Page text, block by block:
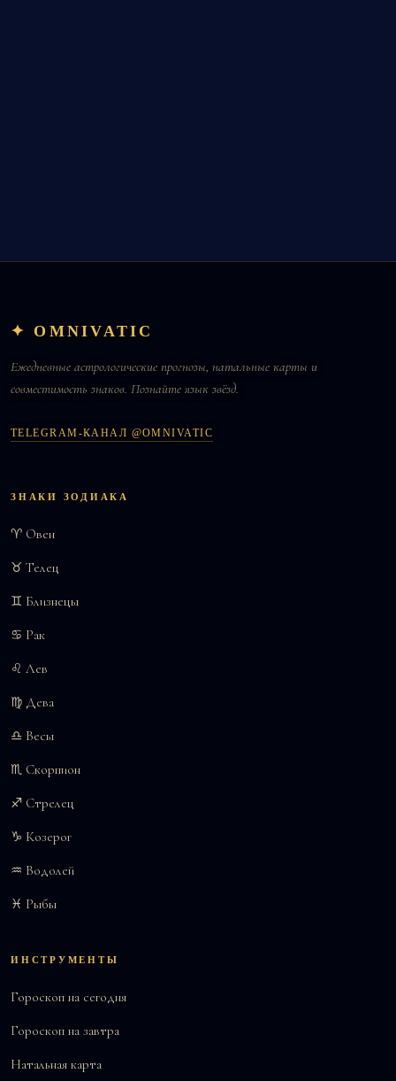
✦ OMNIVATIC
Ежедневные астрологические прогнозы, натальные карты и
совместимость знаков. Познайте язык звёзд.
TELEGRAM-КАНАЛ @OMNIVATIC
ЗНАКИ ЗОДИАКА
♈ Овен
♉ Телец
♊ Близнецы
♋ Рак
♌ Лев
♍ Дева
♎ Весы
♏ Скорпион
♐ Стрелец
♑ Козерог
♒ Водолей
♓ Рыбы
ИНСТРУМЕНТЫ
Гороскоп на сегодня
Гороскоп на завтра
Натальная карта